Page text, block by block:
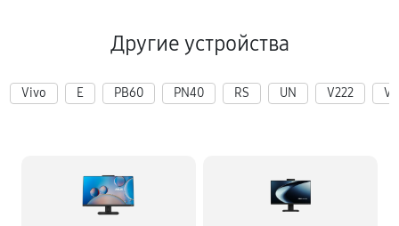
Другие устройства
Vivo E PB60 PN40 RS UN V222